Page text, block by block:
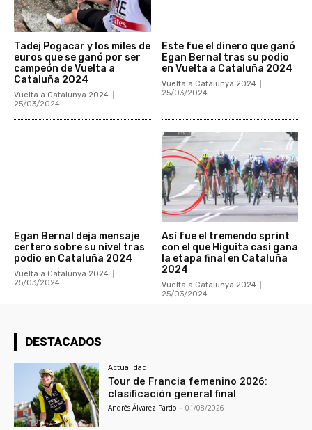
Tadej Pogacar y los miles de
euros que se ganó por ser
campeón de Vuelta a
Cataluña 2024
Vuelta a Catalunya 2024
25/03/2024
Este fue el dinero que ganó
Egan Bernal tras su podio
en Vuelta a Cataluña 2024
Vuelta a Catalunya 2024
25/03/2024
Egan Bernal deja mensaje
certero sobre su nivel tras
podio en Cataluña 2024
Vuelta a Catalunya 2024
25/03/2024
Así fue el tremendo sprint
con el que Higuita casi gana
la etapa final en Cataluña
2024
Vuelta a Catalunya 2024
25/03/2024
DESTACADOS
Actualidad
Tour de Francia femenino 2026:
clasificación general final
Andrés Álvarez Pardo - 01/08/2026